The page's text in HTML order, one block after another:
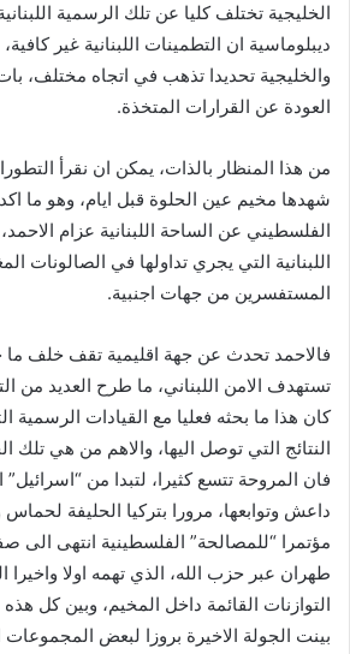
ك
ت
ي
ا
الخليجية تختلف كليا عن تلك الرسمية
ديبلوماسية ان التطمينات اللبنانية غير
والخليجية تحديدا تذهب في اتجاه مختلف،
العودة عن القرارات المتخذة.
من هذا المنظار بالذات، يمكن ان نقرأ
شهدها مخيم عين الحلوة قبل ايام، وهو ما
الفلسطيني عن الساحة اللبنانية عزام
اللبنانية التي يجري تداولها في الصالونات
المستفسرين من جهات اجنبية.
فالاحمد تحدث عن جهة اقليمية تقف خلف
تستهدف الامن اللبناني، ما طرح العديد من
كان هذا ما بحثه فعليا مع القيادات الرسمية
النتائج التي توصل اليها، والاهم من هي تلك
فان المروحة تتسع كثيرا، لتبدا من “اسرائيل”
داعش وتوابعها، مرورا بتركيا الحليفة
مؤتمرا “للمصالحة” الفلسطينية انتهى الى
طهران عبر حزب الله، الذي تهمه اولا
التوازنات القائمة داخل المخيم، وبين كل
بينت الجولة الاخيرة بروزا لبعض